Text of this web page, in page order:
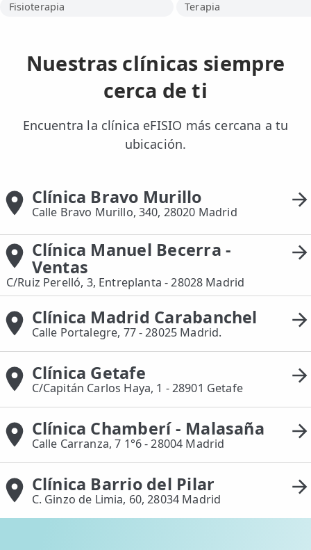
Fisioterapia Terapia
Nuestras clínicas siempre
cerca de ti
Encuentra la clínica eFISIO más cercana a tu
ubicación.
Clínica Bravo Murillo
Calle Bravo Murillo, 340, 28020 Madrid
Clínica Manuel Becerra -
Ventas
C/Ruiz Perelló, 3, Entreplanta - 28028 Madrid
Clínica Madrid Carabanchel
Calle Portalegre, 77 - 28025 Madrid.
Clínica Getafe
C/Capitán Carlos Haya, 1 - 28901 Getafe
Clínica Chamberí - Malasaña
Calle Carranza, 7 1°6 - 28004 Madrid
Clínica Barrio del Pilar
C. Ginzo de Limia, 60, 28034 Madrid